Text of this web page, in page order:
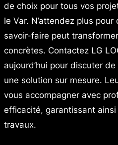
de choix pour tous vos
le Var. N’attendez plus
savoir-faire peut
concrètes. Contactez LG
aujourd’hui pour discuter
une solution sur mesure.
vous accompagner avec
efficacité, garantissant
travaux.